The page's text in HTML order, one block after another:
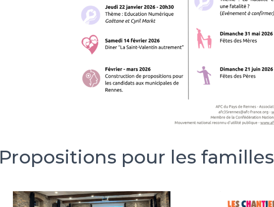
Propositions pour les familles